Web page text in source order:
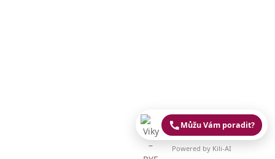
Můžu Vám poradit?
Powered by Kili-AI